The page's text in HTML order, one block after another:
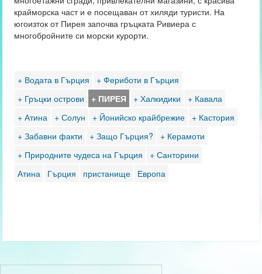
крайморска част и е посещаван от хиляди туристи. На
югоизток от Пирея започва гръцката Ривиера с
многобройните си морски курорти.
+ Водата в Гърция
+ Фериботи в Гърция
+ Гръцки острови
+ ПИРЕЯ + Халкидики
+ Кавала
+ Атина
+ Солун + Йонийско крайбрежие
+ Кастория
+ Забавни факти
+ Защо Гърция?
+ Керамоти
+ Природните чудеса на Гърция
+ Санторини
Атина
Гърция пристанище Европа